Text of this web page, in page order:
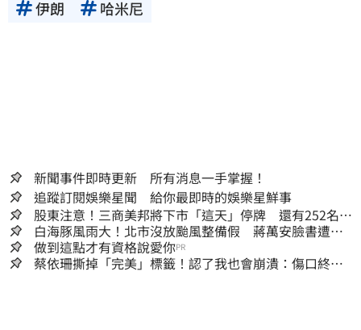
伊朗 哈米尼
新聞事件即時更新 所有消息一手掌握！
追蹤訂閱娛樂星聞 給你最即時的娛樂星鮮事
股東注意！三商美邦將下市「這天」停牌 還有252名千
張大戶
白海豚風雨大！北市沒放颱風整備假 蔣萬安臉書遭網
友灌爆：標準在哪？
做到這點才有資格說愛你PR
蔡依珊撕掉「完美」標籤！認了我也會崩潰：傷口終究